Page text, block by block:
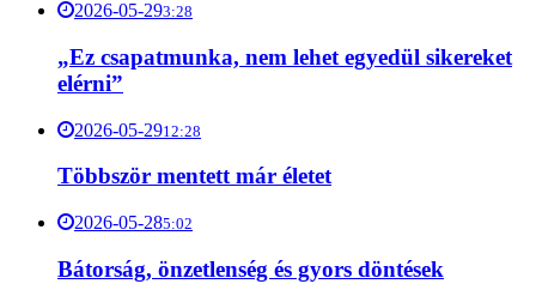
2026-05-293:28
„Ez csapatmunka, nem lehet egyedül sikereket
elérni”
2026-05-2912:28
Többször mentett már életet
2026-05-285:02
Bátorság, önzetlenség és gyors döntések